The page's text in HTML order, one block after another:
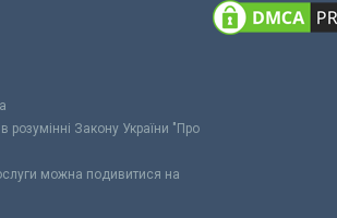
Закону України "Про
можна подивитися на